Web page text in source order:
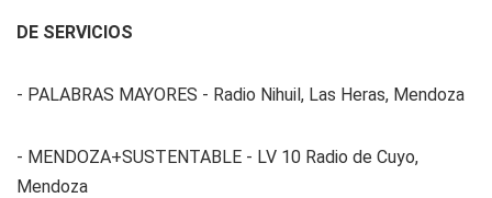
DE SERVICIOS
- PALABRAS MAYORES - Radio Nihuil, Las Heras, Mendoza
- MENDOZA+SUSTENTABLE - LV 10 Radio de Cuyo,
Mendoza